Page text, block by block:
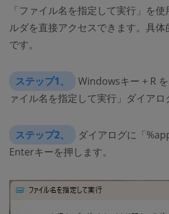
「ファイル名を指定して実行」を
ルダを直接アクセスできます。具体
です。
ステップ1、
Windowsキー + R
ァイル名を指定して実行」ダイアロ
ステップ2、
ダイアログに「
Enterキーを押します。